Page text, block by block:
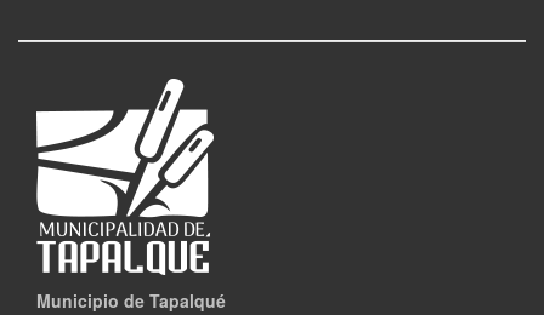
Municipio de Tapalqué